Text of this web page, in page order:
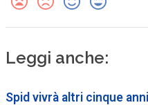
Leggi anche:
Spid vivrà altri cinque